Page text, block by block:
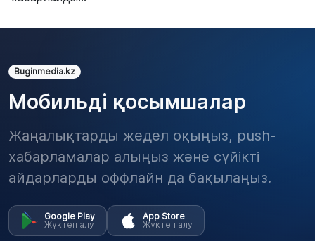
Buginmedia.kz
Мобильді қосымшалар
Жаңалықтарды жедел оқыңыз, push-
хабарламалар алыңыз және сүйікті
айдарларды оффлайн да бақылаңыз.
Google Play
Жүктеп алу
App Store
Жүктеп алу